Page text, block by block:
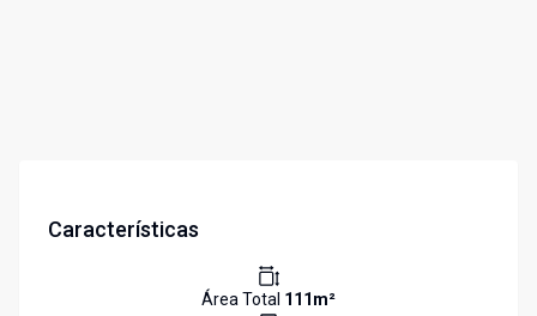
Características
Área Total 111m²